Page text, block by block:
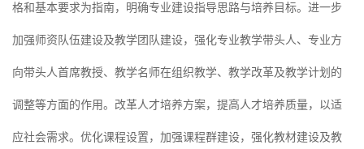
格和基本要求为指南，明确专业建设指导思路与培养目标。进一步
加强师资队伍建设及教学团队建设，强化专业教学带头人、专业方
向带头人首席教授、教学名师在组织教学、教学改革及教学计划的
调整等方面的作用。改革人才培养方案，提高人才培养质量，以适
应社会需求。优化课程设置，加强课程群建设，强化教材建设及教